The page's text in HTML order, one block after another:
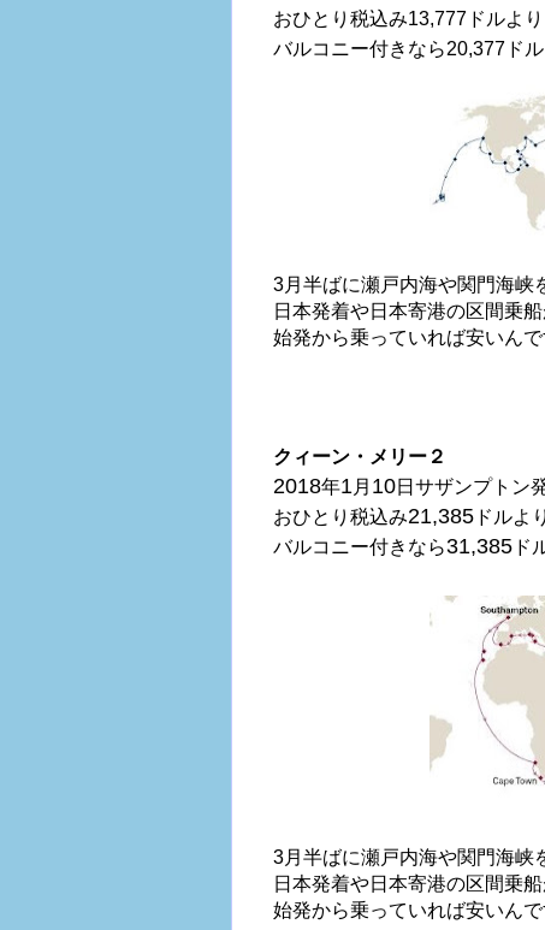
おひとり税込み13,777 ドルより
バルコニー付きなら20,377 ド
3月半ばに瀬戸内海や関門海峡
日本発着や日本寄港の区間乗
始発から乗っていれば安いんで
クィーン・メリー２
2018年1 月 10日サザンプトン
おひとり税込み21,385 ドルより
バルコニー付きなら31,385 ド
3月半ばに瀬戸内海や関門海峡
日本発着や日本寄港の区間乗
始発から乗っていれば安いんで